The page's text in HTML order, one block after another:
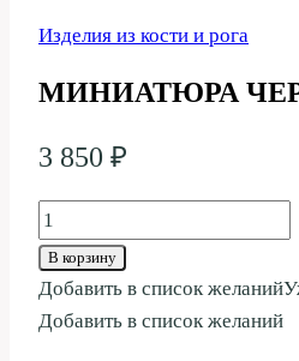
Изделия из кости и рога
МИНИАТЮРА
3 850 ₽
Количество
товара
МИНИАТЮРА
ЧЕРЕП
В корзину
Добавить в список желаний
Добавить в список желаний